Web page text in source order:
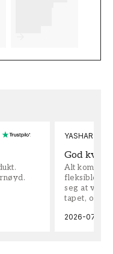
YASHAR
God
Alt kom
fleksible på
seg at vi
tapet, og
2026-07-04